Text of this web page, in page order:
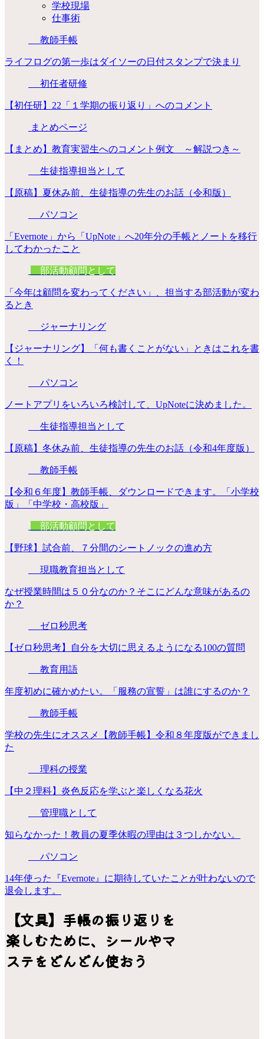
学校現場
仕事術
教師手帳
ライフログの第一歩はダイソーの日付スタンプで決まり
初任者研修
【初任研】22「１学期の振り返り」へのコメント
まとめページ
【まとめ】教育実習生へのコメント例文 ～解説つき～
生徒指導担当として
【原稿】夏休み前、生徒指導の先生のお話（令和版）
パソコン
「Evernote」から「UpNote」へ20年分の手帳とノートを移行
してわかったこと
部活動顧問として
「今年は顧問を変わってください」、担当する部活動が変わ
るとき
ジャーナリング
【ジャーナリング】「何も書くことがない」ときはこれを書
く！
パソコン
ノートアプリをいろいろ検討して、UpNoteに決めました。
生徒指導担当として
【原稿】冬休み前、生徒指導の先生のお話（令和4年度版）
教師手帳
【令和６年度】教師手帳、ダウンロードできます。「小学校
版」「中学校・高校版」
部活動顧問として
【野球】試合前、７分間のシートノックの進め方
現職教育担当として
なぜ授業時間は５０分なのか？そこにどんな意味があるの
か？
ゼロ秒思考
【ゼロ秒思考】自分を大切に思えるようになる100の質問
教育用語
年度初めに確かめたい。「服務の宣誓」は誰にするのか？
教師手帳
学校の先生にオススメ【教師手帳】令和８年度版ができまし
た
理科の授業
【中２理科】炎色反応を学ぶと楽しくなる花火
管理職として
知らなかった！教員の夏季休暇の理由は３つしかない。
パソコン
14年使った『Evernote』に期待していたことが叶わないので
退会します。
【文具】手帳の振り返りを
楽しむために、シールやマ
ステをどんどん使おう